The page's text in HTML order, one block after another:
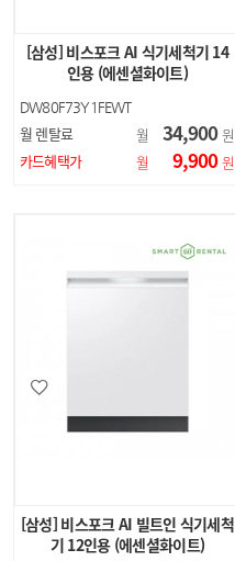
[삼성] 비스포크 AI 식기세척기 14
인용 (에센셜화이트)
DW80F73Y1FEWT
월 렌탈료 월 34,900 원
카드혜택가
월 9,900 원
[삼성] 비스포크 AI 빌트인 식기세척
기 12인용 (에센셜화이트)